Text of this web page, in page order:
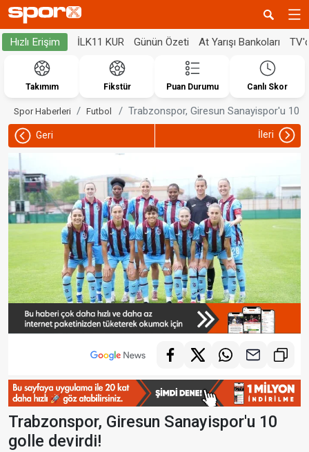
Hızlı Erişim İLK11 KUR Günün Özeti At Yarışı Bankoları
Takımım Fikstür Puan Durumu Canlı Skor
Spor Haberleri Futbol Trabzonspor, Giresun Sanayispor'u 10
Geri İleri
Trabzonspor, Giresun Sanayispor'u 10
golle devirdi!